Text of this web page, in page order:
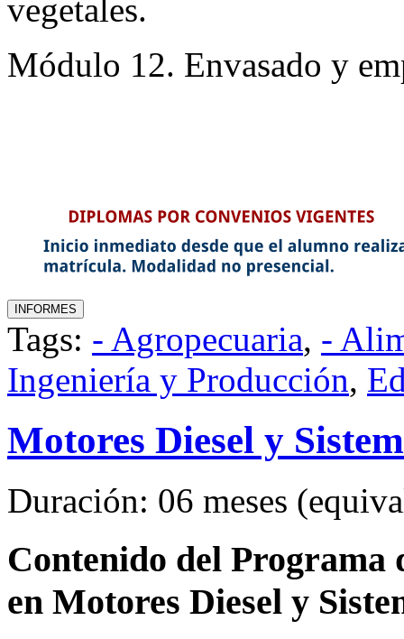
vegetales.
Módulo 12. Envasado y
Tags: - Agropecuaria, -
Ingeniería y Producción,
Motores Diesel y
Duración: 06 meses
Contenido del Programa
en Motores Diesel y